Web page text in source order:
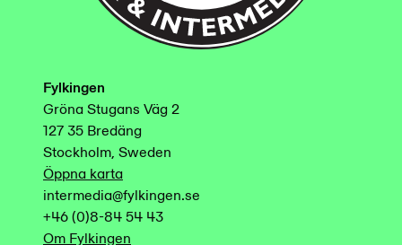
Fylkingen
Gröna Stugans Väg 2
127 35 Bredäng
Stockholm, Sweden
Öppna karta
intermedia@fylkingen.se
+46 (0)8-84 54 43
Om Fylkingen